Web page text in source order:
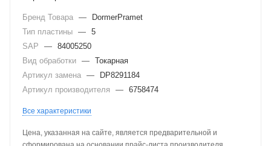
Бренд Товара —
DormerPramet
Тип пластины — 5
SAP
— 84005250
Вид обработки — Токарная
Артикул замена —
DP8291184
Артикул производителя
— 6758474
Все характеристики
Цена, указанная на сайте, является предварительной и